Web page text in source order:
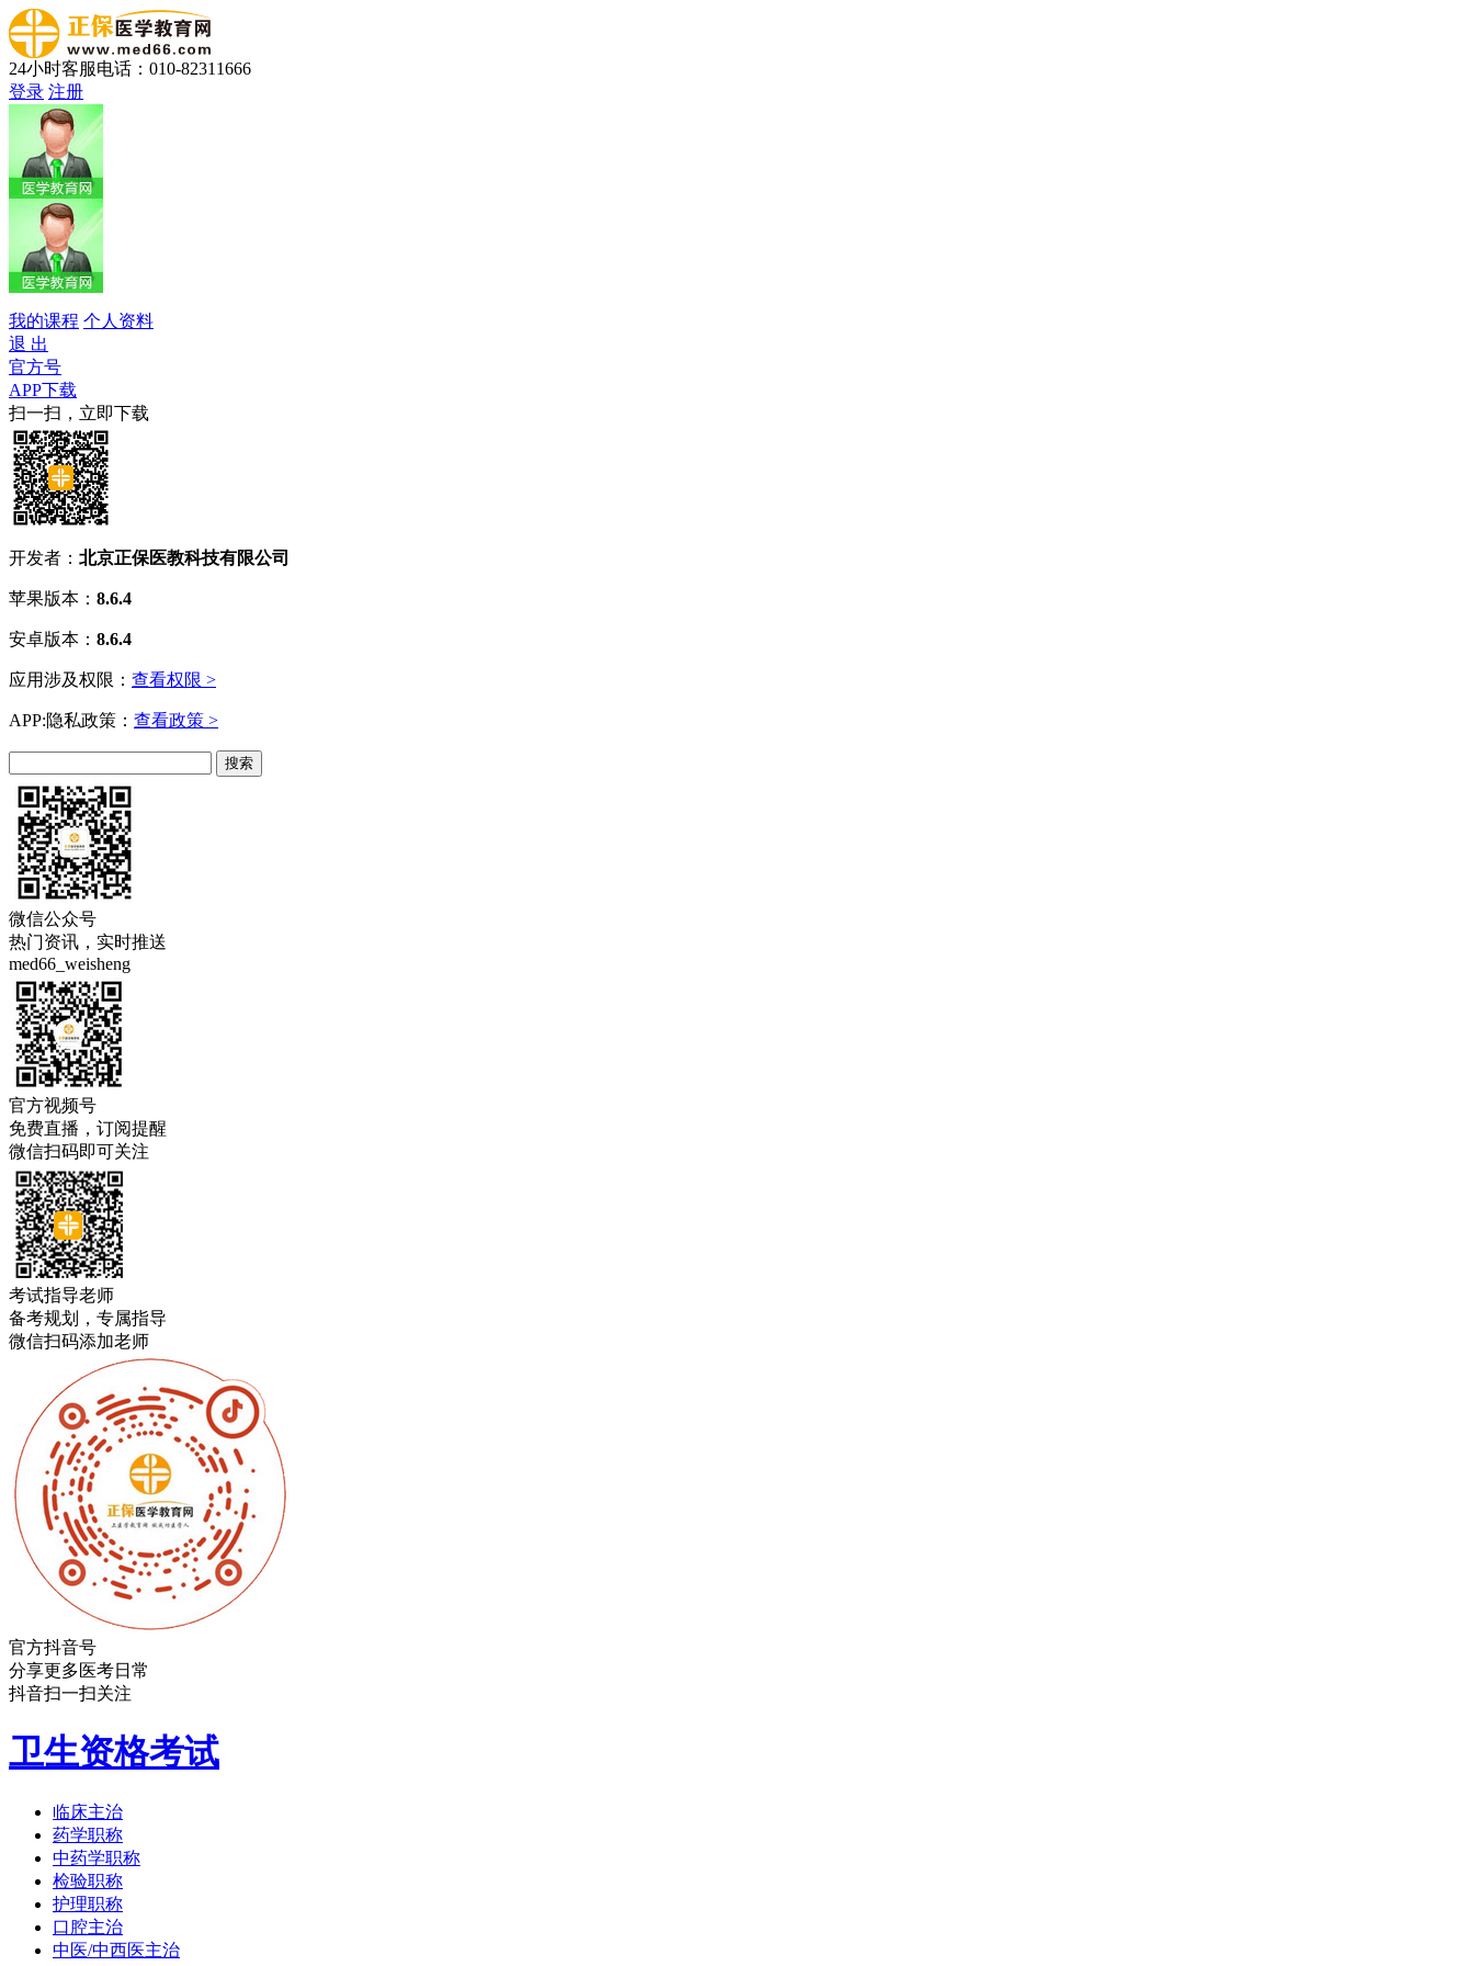
24小时客服电话：010-82311666
登录 注册
我的课程 个人资料
退 出
官方号
APP下载
扫一扫，立即下载
开发者： 北京正保医教科技有限公司
苹果版本： 8.6.4
安卓版本： 8.6.4
应用涉及权限： 查看权限 >
APP:隐私政策： 查看政策 >
微信公众号
热门资讯，实时推送
med66_weisheng
官方视频号
免费直播，订阅提醒
微信扫码即可关注
考试指导老师
备考规划，专属指导
微信扫码添加老师
官方抖音号
分享更多医考日常
抖音扫一扫关注
卫生资格考试
临床主治
药学职称
中药学职称
检验职称
护理职称
口腔主治
中医/中西医主治